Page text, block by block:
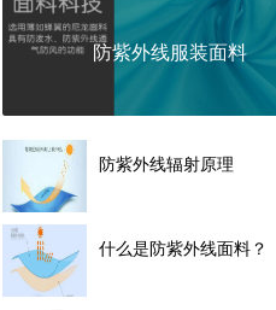
防紫外线服装面料
防紫外线辐射原理
什么是防紫外线面料？